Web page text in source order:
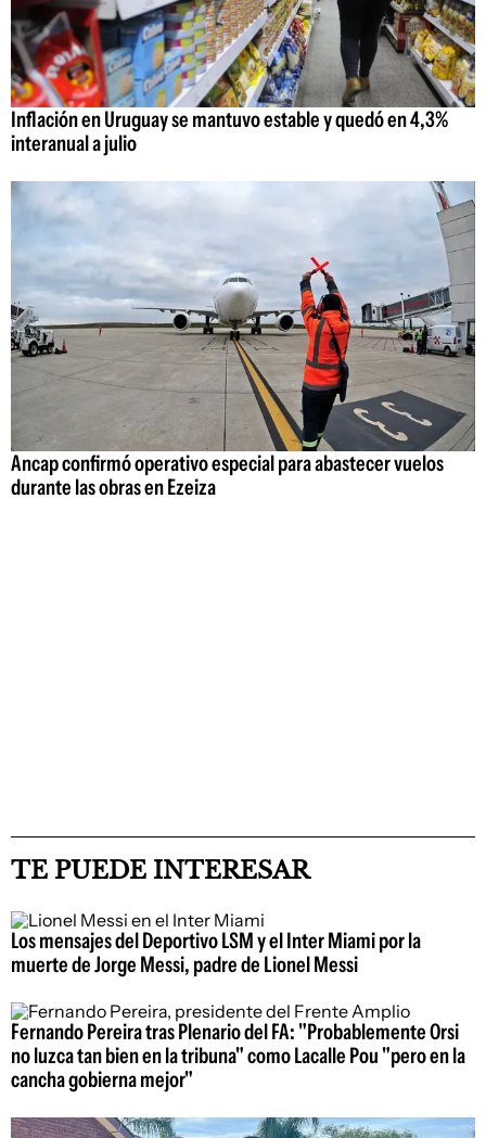
Inflación en Uruguay se mantuvo estable y quedó en 4,3%
interanual a julio
Ancap confirmó operativo especial para abastecer vuelos
durante las obras en Ezeiza
TE PUEDE INTERESAR
Los mensajes del Deportivo LSM y el Inter Miami por la
muerte de Jorge Messi, padre de Lionel Messi
Fernando Pereira tras Plenario del FA: "Probablemente Orsi
no luzca tan bien en la tribuna" como Lacalle Pou "pero en la
cancha gobierna mejor"